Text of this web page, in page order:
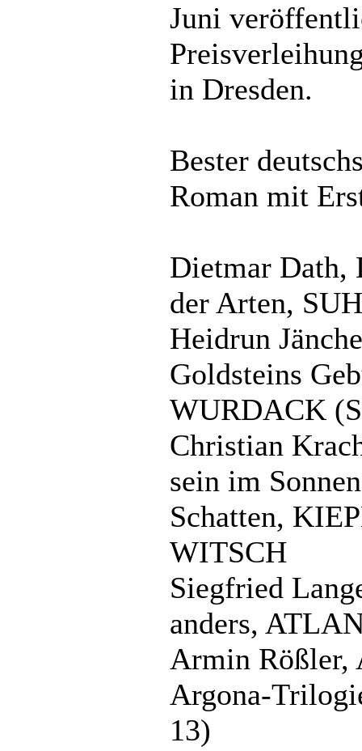
Juni
in Dresden.
Bester
Roman mit
Dietmar Dath,
der Arten,
Heidrun
Goldsteins
WURDACK
Christian
sein im
Schatten,
WITSCH
Siegfried
anders,
Armin Rößler,
Argona-
13)